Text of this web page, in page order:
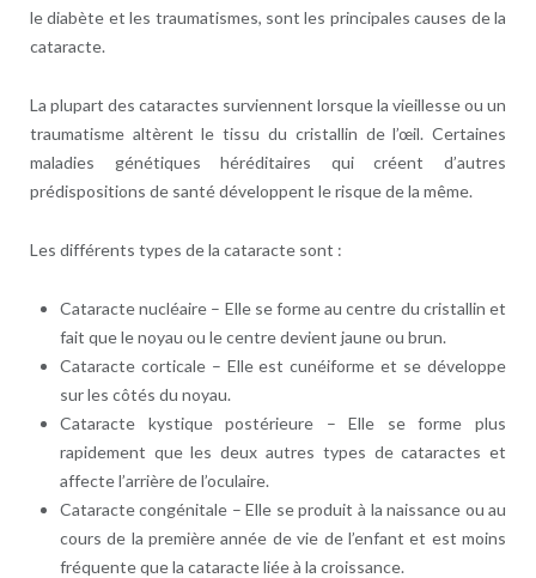
le diabète et les traumatismes, sont les principales causes de la
cataracte.
La plupart des cataractes surviennent lorsque la vieillesse ou un
traumatisme altèrent le tissu du cristallin de l’œil. Certaines
maladies génétiques héréditaires qui créent d’autres
prédispositions de santé développent le risque de la même.
Les différents types de la cataracte sont :
Cataracte nucléaire – Elle se forme au centre du cristallin et
fait que le noyau ou le centre devient jaune ou brun.
Cataracte corticale – Elle est cunéiforme et se développe
sur les côtés du noyau.
Cataracte kystique postérieure – Elle se forme plus
rapidement que les deux autres types de cataractes et
affecte l’arrière de l’oculaire.
Cataracte congénitale – Elle se produit à la naissance ou au
cours de la première année de vie de l’enfant et est moins
fréquente que la cataracte liée à la croissance.